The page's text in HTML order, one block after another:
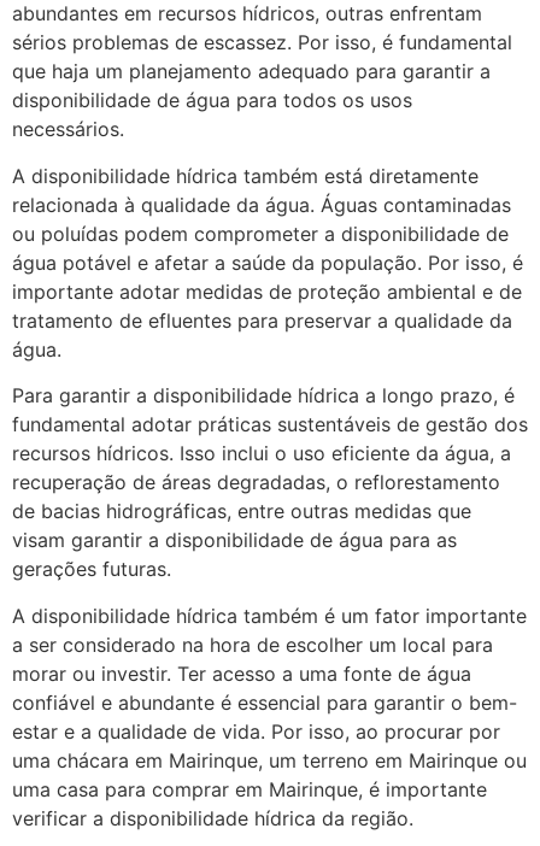
abundantes em recursos hídricos, outras enfrentam
sérios problemas de escassez. Por isso, é fundamental
que haja um planejamento adequado para garantir a
disponibilidade de água para todos os usos
necessários.
A disponibilidade hídrica também está diretamente
relacionada à qualidade da água. Águas contaminadas
ou poluídas podem comprometer a disponibilidade de
água potável e afetar a saúde da população. Por isso, é
importante adotar medidas de proteção ambiental e de
tratamento de efluentes para preservar a qualidade da
água.
Para garantir a disponibilidade hídrica a longo prazo, é
fundamental adotar práticas sustentáveis de gestão dos
recursos hídricos. Isso inclui o uso eficiente da água, a
recuperação de áreas degradadas, o reflorestamento
de bacias hidrográficas, entre outras medidas que
visam garantir a disponibilidade de água para as
gerações futuras.
A disponibilidade hídrica também é um fator importante
a ser considerado na hora de escolher um local para
morar ou investir. Ter acesso a uma fonte de água
confiável e abundante é essencial para garantir o bem-
estar e a qualidade de vida. Por isso, ao procurar por
uma chácara em Mairinque, um terreno em Mairinque ou
uma casa para comprar em Mairinque, é importante
verificar a disponibilidade hídrica da região.